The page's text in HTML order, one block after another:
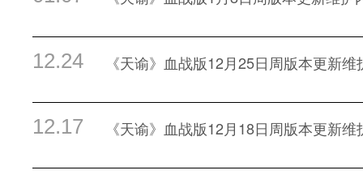
12.24 《天谕》血战版12月25日周版本更新
12.17 《天谕》血战版12月18日周版本更新